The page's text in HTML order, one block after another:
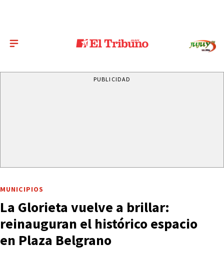
PUBLICIDAD
MUNICIPIOS
La Glorieta vuelve a brillar:
reinauguran el histórico espacio
en Plaza Belgrano